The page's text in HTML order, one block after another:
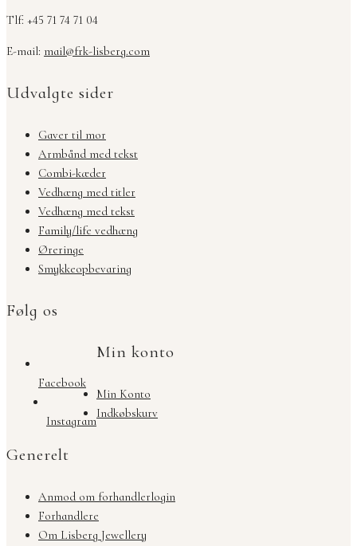
Tlf: +45 71 74 71 04
E-mail: mail@frk-lisberg.com
Udvalgte sider
Gaver til mor
Armbånd med tekst
Combi-kæder
Vedhæng med titler
Vedhæng med tekst
Family/life vedhæng
Øreringe
Smykkeopbevaring
Følg os
Facebook
Instagram
Min konto
Min Konto
Indkøbskurv
Generelt
Anmod om forhandlerlogin
Forhandlere
Om Lisberg Jewellery